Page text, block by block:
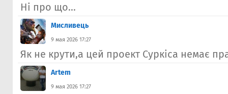
Ні про що...
Мисливець
9 мая 2026 17:27
Як не крути,а цей проект Суркіса немає
Artem
9 мая 2026 17:27